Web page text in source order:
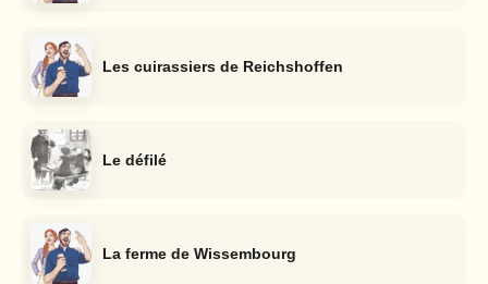
Les cuirassiers de Reichshoffen
Le défilé
La ferme de Wissembourg